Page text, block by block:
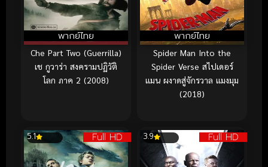
พากย์ไทย
Che Part Two (Guerrilla)
เช กูวาร่า สงครามปฏิวัติ
โลก ภาค 2 (2008)
พากย์ไทย
Spider Man Into the
Spider Verse สไปเดอร์
แมน ผงาดสู่จักรวาล แมงมุม
(2018)
Full HD
5.1 Full HD
3.9